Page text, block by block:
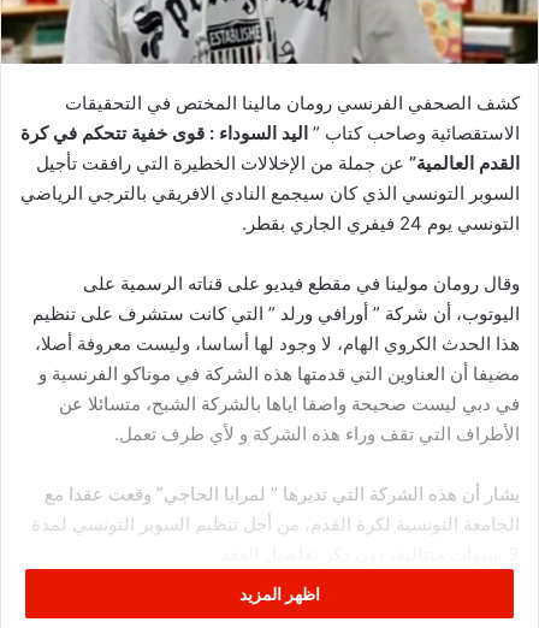
كشف الصحفي الفرنسي رومان مالينا المختص في التحقيقات
الاستقصائية وصاحب كتاب ” اليد السوداء : قوى خفية تتحكم في كرة
القدم العالمية” عن جملة من الإخلالات الخطيرة التي رافقت تأجيل
السوبر التونسي الذي كان سيجمع النادي الافريقي بالترجي الرياضي
التونسي يوم 24 فيفري الجاري بقطر.
وقال رومان مولينا في مقطع فيديو على قناته الرسمية على
اليوتوب، أن شركة ” أورافي ورلد ” التي كانت ستشرف على تنظيم
هذا الحدث الكروي الهام، لا وجود لها أساسا، وليست معروفة أصلا،
مضيفا أن العناوين التي قدمتها هذه الشركة في موناكو الفرنسية و
في دبي ليست صحيحة واصفا اياها بالشركة الشبح، متسائلا عن
الأطراف التي تقف وراء هذه الشركة و لأي طرف تعمل.
يشار أن هذه الشركة التي تديرها ” لمرايا الحاجي” وقعت عقدا مع
الجامعة التونسية لكرة القدم، من أجل تنظيم السوبر التونسي لمدة
و أضاف مولينا أنه بصدد القيام بتحقيق استقصائي حول الفساد في
اظهر المزيد